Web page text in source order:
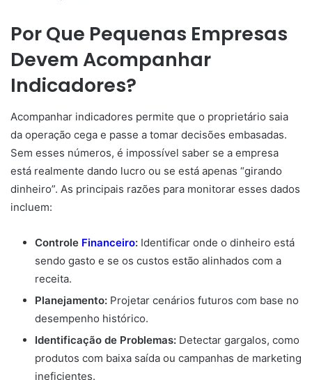
Por Que Pequenas Empresas
Devem Acompanhar
Indicadores?
Acompanhar indicadores permite que o proprietário saia
da operação cega e passe a tomar decisões embasadas.
Sem esses números, é impossível saber se a empresa
está realmente dando lucro ou se está apenas “girando
dinheiro”. As principais razões para monitorar esses dados
incluem:
Controle Financeiro: Identificar onde o dinheiro está
sendo gasto e se os custos estão alinhados com a
receita.
Planejamento: Projetar cenários futuros com base no
desempenho histórico.
Identificação de Problemas: Detectar gargalos, como
produtos com baixa saída ou campanhas de marketing
ineficientes.